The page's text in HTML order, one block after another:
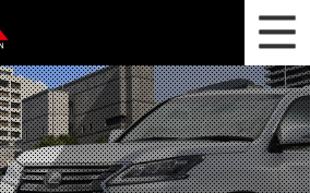
ニュース
ホイールラインナップ